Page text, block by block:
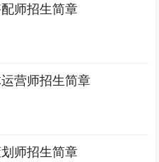
师招生简章
营师招生简章
师招生简章